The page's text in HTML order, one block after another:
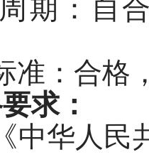
期：自
准：合格
求：
中华人民